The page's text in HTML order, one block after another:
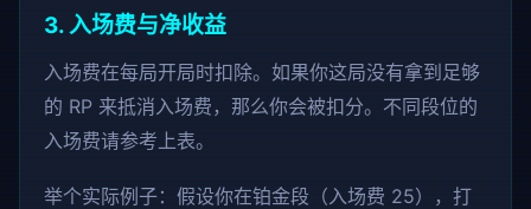
3. 入场费与净收益
入场费在每局开局时扣除。如果你这局没有拿到足够
的 RP 来抵消入场费，那么你会被扣分。不同段位的
入场费请参考上表。
举个实际例子：假设你在铂金段（入场费 25），打